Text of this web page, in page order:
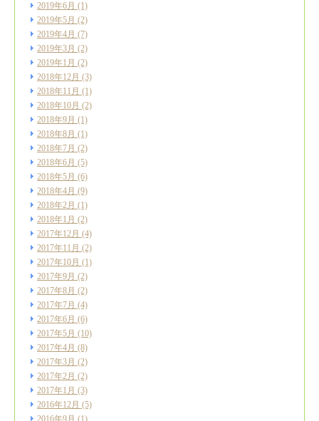
2019年6月 (1)
2019年5月 (2)
2019年4月 (7)
2019年3月 (2)
2019年1月 (2)
2018年12月 (3)
2018年11月 (1)
2018年10月 (2)
2018年9月 (1)
2018年8月 (1)
2018年7月 (2)
2018年6月 (5)
2018年5月 (6)
2018年4月 (9)
2018年2月 (1)
2018年1月 (2)
2017年12月 (4)
2017年11月 (2)
2017年10月 (1)
2017年9月 (2)
2017年8月 (2)
2017年7月 (4)
2017年6月 (6)
2017年5月 (10)
2017年4月 (8)
2017年3月 (2)
2017年2月 (2)
2017年1月 (3)
2016年12月 (5)